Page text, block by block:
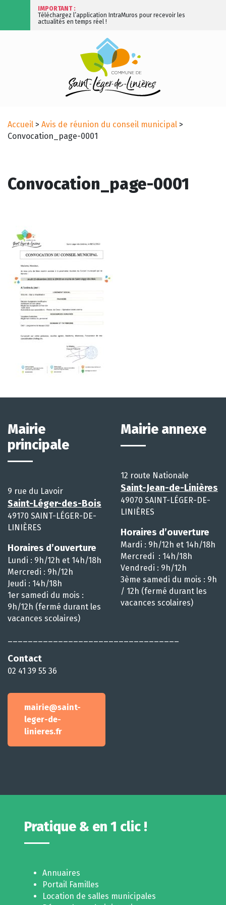
IMPORTANT :
Téléchargez l’application IntraMuros pour recevoir les
actualités en temps réel !
Accueil > Avis de réunion du conseil municipal >
Convocation_page-0001
Convocation_page-0001
Mairie
principale
9 rue du Lavoir
Saint-Léger-des-Bois
49170 SAINT-LÉGER-DE-
LINIÈRES
Horaires d’ouverture
Lundi : 9h/12h et 14h/18h
Mercredi : 9h/12h
Jeudi : 14h/18h
1er samedi du mois :
9h/12h (fermé durant les
vacances scolaires)
Contact
02 41 39 55 36
mairie@saint-
leger-de-
linieres.fr
Mairie annexe
12 route Nationale
Saint-Jean-de-Linières
49070 SAINT-LÉGER-DE-
LINIÈRES
Horaires d’ouverture
Mardi : 9h/12h et 14h/18h
Mercredi : 14h/18h
Vendredi : 9h/12h
3ème samedi du mois : 9h
/ 12h (fermé durant les
vacances scolaires)
Pratique & en 1 clic !
Annuaires
Portail Familles
Location de salles municipales